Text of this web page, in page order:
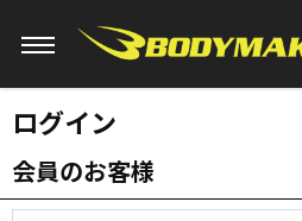
ログイン
会員のお客様